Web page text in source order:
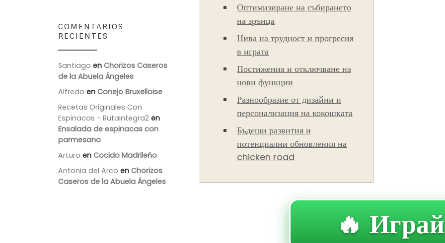
Оптимизиране на събирането
на зрънца
Нива на трудност и прогресия
в играта
Постижения и отключване на
нови функции
Разнообразие от дизайни и
персонализация на кокошката
Бъдещи развития и
потенциални обновления на
chicken road
🔥
COMENTARIOS
RECIENTES
Santiago en Chorizos Caseros
de la Abuela Ángeles
Alfredo en Conejo Bruxelloise
Recetas Originales Con
Espinacas - Rutaintegra2 en
Ensalada de espinacas con
parmesano
Arturo en Cocido Madrileño
Antonia del Arco en Chorizos
Caseros de la Abuela Ángeles